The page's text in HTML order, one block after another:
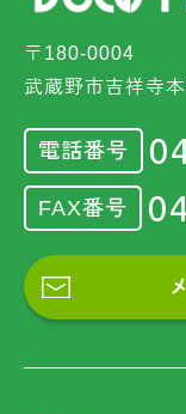
〒180-0004
武蔵野市吉祥寺
電話番号
FAX番号